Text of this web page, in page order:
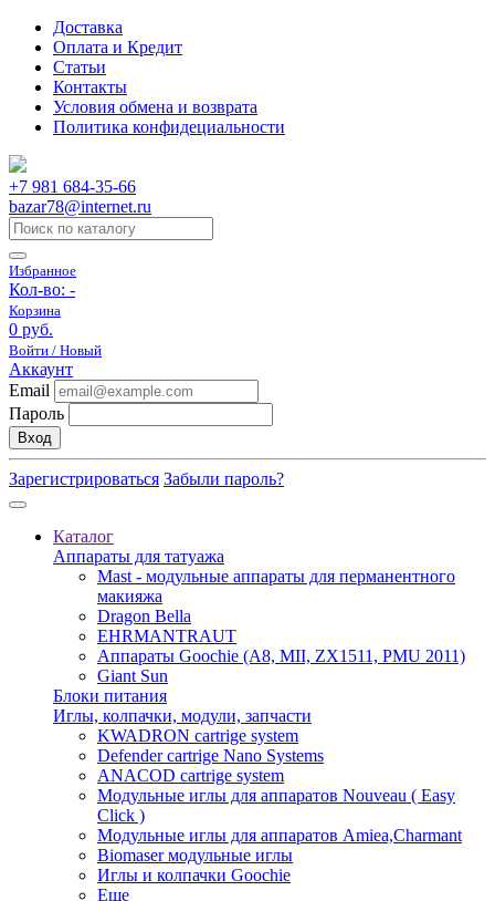
Доставка
Оплата и Кредит
Статьи
Контакты
Условия обмена и возврата
Политика конфидециальности
+7 981 684-35-66
bazar78@internet.ru
Избранное
Кол-во: -
Корзина
0 руб.
Войти / Новый
Аккаунт
Email
Пароль
Вход
Зарегистрироваться Забыли пароль?
Каталог
Аппараты для татуажа
Mast - модульные аппараты для перманентного
макияжа
Dragon Bella
EHRMANTRAUT
Аппараты Goochie (A8, MII, ZX1511, PMU 2011)
Giant Sun
Блоки питания
Иглы, колпачки, модули, запчасти
KWADRON cartrige system
Defender cartrige Nano Systems
ANACOD cartrige system
Модульные иглы для аппаратов Nouveau ( Easy
Click )
Модульные иглы для аппаратов Amiea,Charmant
Biomaser модульные иглы
Иглы и колпачки Goochie
Еще